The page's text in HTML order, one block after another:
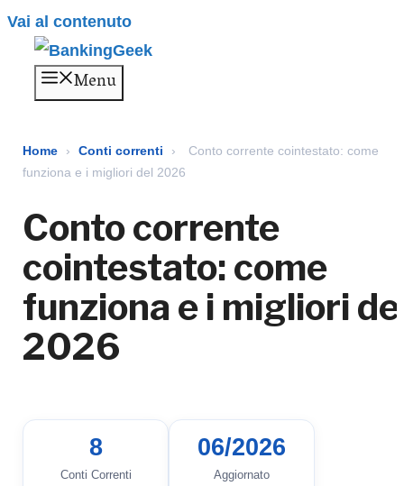
Vai al contenuto
Menu
Home › Conti correnti ›
Conto corrente cointestato: come
funziona e i migliori del 2026
Conto corrente
cointestato: come
funziona e i migliori
2026
8
Conti Correnti
06/2026
Aggiornato